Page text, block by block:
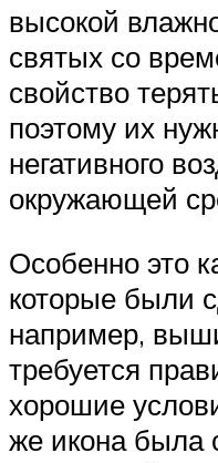
высокой
святых со
свойство
поэтому их
негативного
окружающей
Особенно это
которые были
например,
требуется
хорошие
же икона была